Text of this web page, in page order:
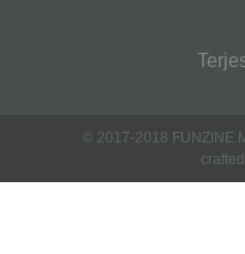
© 2017-2018 FUNZINE